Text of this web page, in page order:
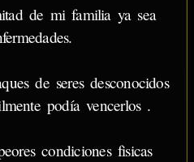
de mi familia ya sea
de seres desconocidos
podía vencerlos .
condiciones fisicas